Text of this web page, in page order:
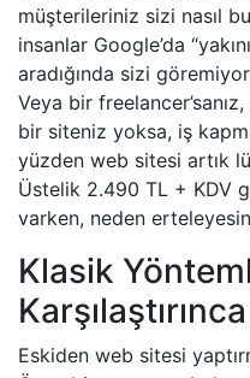
müşterileriniz sizi nasıl
insanlar Google’da
aradığında sizi
Veya bir
bir siteniz yoksa, iş
yüzden web sitesi artık
Üstelik 2.490 TL + KDV
varken, neden
Klasik
Eskiden web sitesi